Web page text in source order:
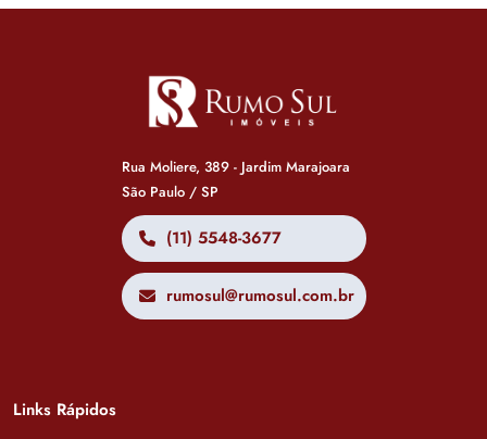
Rua Moliere, 389 - Jardim Marajoara
São Paulo / SP
(11) 5548-3677
rumosul@rumosul.com.br
Links Rápidos